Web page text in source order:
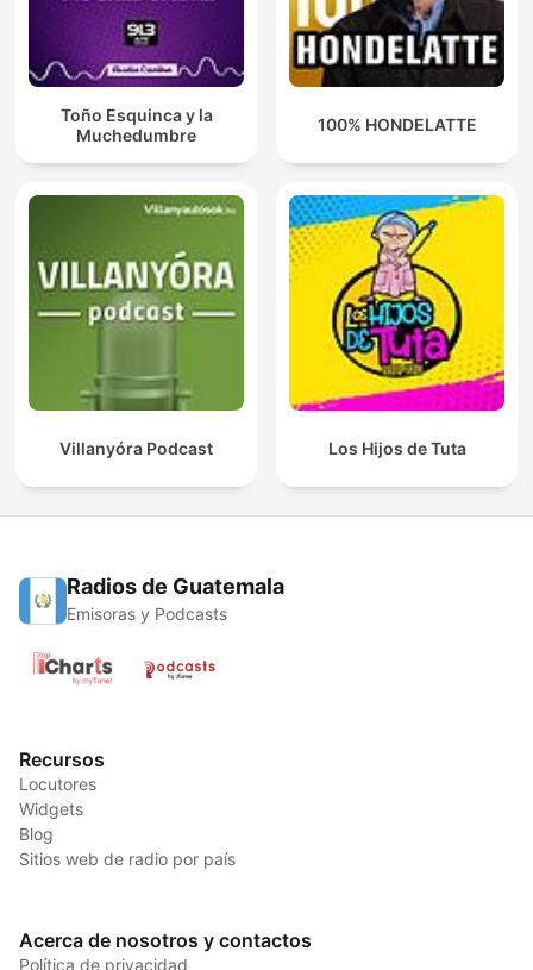
Toño Esquinca y la
Muchedumbre
100% HONDELATTE
Villanyóra Podcast Los Hijos de Tuta
Radios de Guatemala
Emisoras y Podcasts
Recursos
Locutores
Widgets
Blog
Sitios web de radio por país
Acerca de nosotros y contactos
Política de privacidad